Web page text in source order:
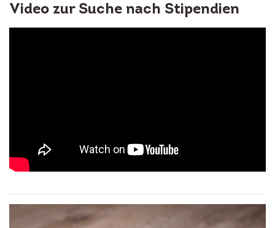
Video zur Suche nach Stipendien